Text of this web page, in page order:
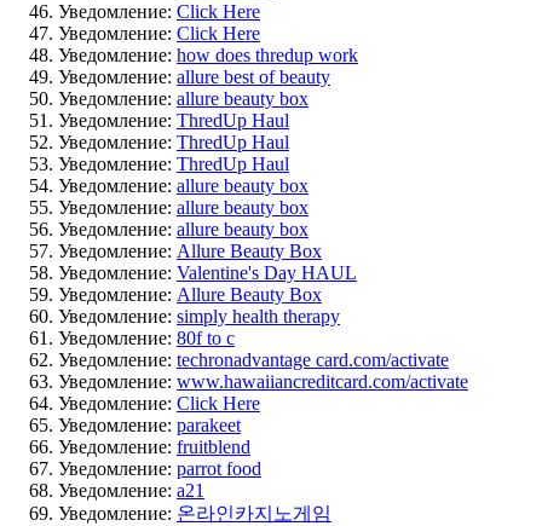
Уведомление: Click Here
Уведомление: Click Here
Уведомление: how does thredup work
Уведомление: allure best of beauty
Уведомление: allure beauty box
Уведомление: ThredUp Haul
Уведомление: ThredUp Haul
Уведомление: ThredUp Haul
Уведомление: allure beauty box
Уведомление: allure beauty box
Уведомление: allure beauty box
Уведомление: Allure Beauty Box
Уведомление: Valentine's Day HAUL
Уведомление: Allure Beauty Box
Уведомление: simply health therapy
Уведомление: 80f to c
Уведомление: techronadvantage card.com/activate
Уведомление: www.hawaiiancreditcard.com/activate
Уведомление: Click Here
Уведомление: parakeet
Уведомление: fruitblend
Уведомление: parrot food
Уведомление: a21
Уведомление: 온라인카지노게임